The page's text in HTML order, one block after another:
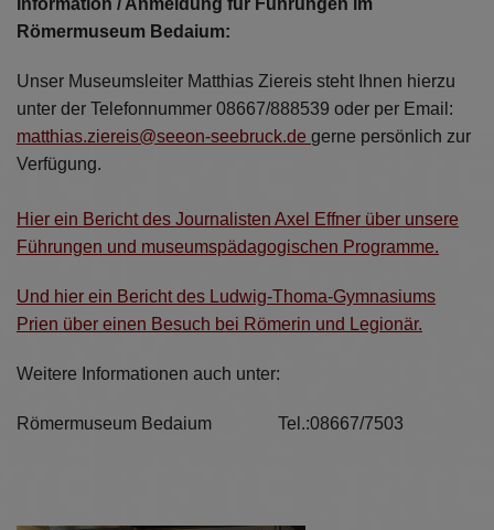
Diese Website nutzt Matomo Analytics für die Auswertung der
Seitenaufrufe als Statistik. Die hierdurch gespeicherten Daten werden
AnonymizeIP zur Anonymisierung Ihrer IP-Adresse, so dass diese gekürzt
wird und nicht mehr Ihrem Besuch auf unserer Internetseite zugeordnet
werden kann.
YouTube / Vimeo
Wir nutzen YouTube im erweiterten Datenschutzmodus. Dieser Modus
bewirkt laut YouTube, dass YouTube keine Informationen über die
Besucher auf dieser Website speichert, bevor diese sich das Video
Eingebundene Inhalte
eingebunden. Das können Kartendienste wie z.B. Google Maps sein
Römermuseum Bedaium:
Unser Museumsleiter Matthias Ziereis steht Ihnen hierzu
unter der Telefonnummer 08667/888539 oder per Email:
matthias.ziereis@seeon-seebruck.de gerne persönlich zur
Verfügung.
Hier ein Bericht des Journalisten Axel Effner über unsere
Führungen und museumspädagogischen Programme.
Und hier ein Bericht des Ludwig-Thoma-Gymnasiums
Prien über einen Besuch bei Römerin und Legionär.
Weitere Informationen auch unter:
Römermuseum Bedaium Tel.:08667/7503